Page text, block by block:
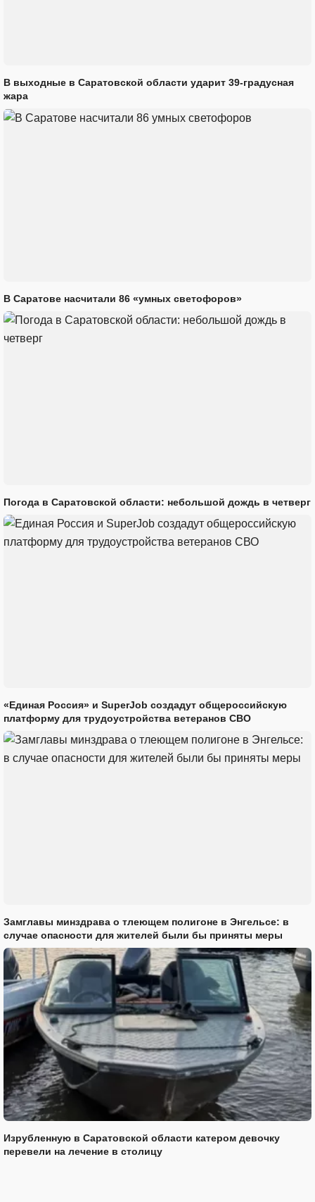
В выходные в Саратовской области ударит 39-градусная
жара
В Саратове насчитали 86 «умных светофоров»
Погода в Саратовской области: небольшой дождь в четверг
«Единая Россия» и SuperJob создадут общероссийскую
платформу для трудоустройства ветеранов СВО
Замглавы минздрава о тлеющем полигоне в Энгельсе: в
случае опасности для жителей были бы приняты меры
Изрубленную в Саратовской области катером девочку
перевели на лечение в столицу